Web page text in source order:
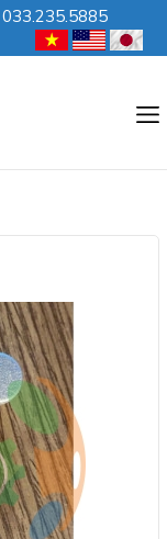
033.235.5885